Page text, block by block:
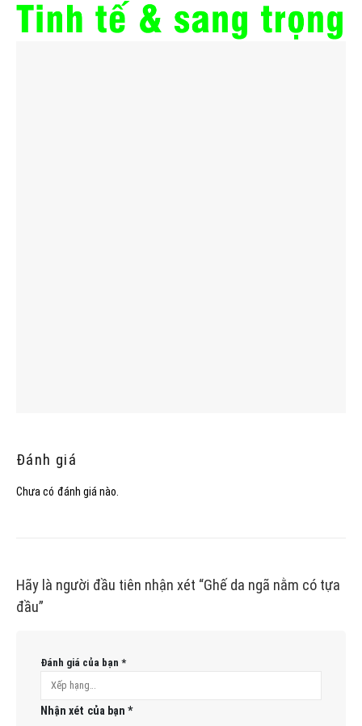
Đánh giá
Chưa có đánh giá nào.
Hãy là người đầu tiên nhận xét “Ghế da ngã nằm có tựa
đầu”
Đánh giá của bạn *
Nhận xét của bạn*